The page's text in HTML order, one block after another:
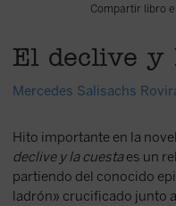
Compartir libro
El declive y
Mercedes Salisachs
Hito importante en la
declive y la cuestaes un
partiendo del conocido
ladrón» crucificado junto